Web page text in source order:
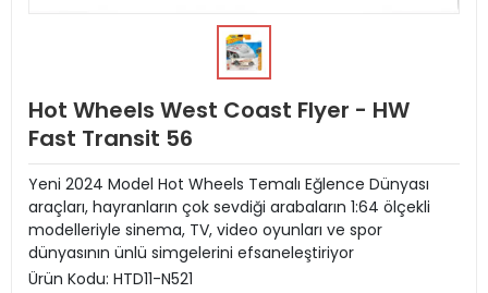
Hot Wheels West Coast Flyer - HW
Fast Transit 56
Yeni 2024 Model Hot Wheels Temalı Eğlence Dünyası
araçları, hayranların çok sevdiği arabaların 1:64 ölçekli
modelleriyle sinema, TV, video oyunları ve spor
dünyasının ünlü simgelerini efsaneleştiriyor
Ürün Kodu: HTD11-N521